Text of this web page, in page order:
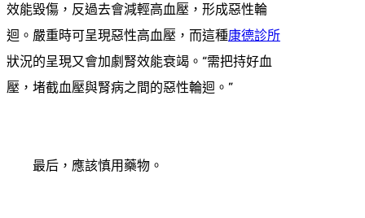
效能毀傷，反過去會減輕高血壓，形成惡性輪
迴。嚴重時可呈現惡性高血壓，而這種康德診所
狀況的呈現又會加劇腎效能衰竭。“需把持好血
壓，堵截血壓與腎病之間的惡性輪迴。”
最后，應該慎用藥物。